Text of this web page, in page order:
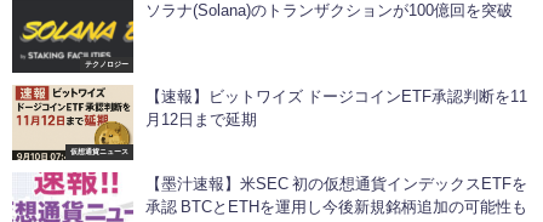
テクノロジー
ソラナ(Solana)のトランザクションが100億回を突破
仮想通貨ニュース
【速報】ビットワイズ ドージコインETF承認判断を11
月12日まで延期
【墨汁速報】米SEC 初の仮想通貨インデックスETFを
承認 BTCとETHを運用し今後新規銘柄追加の可能性も